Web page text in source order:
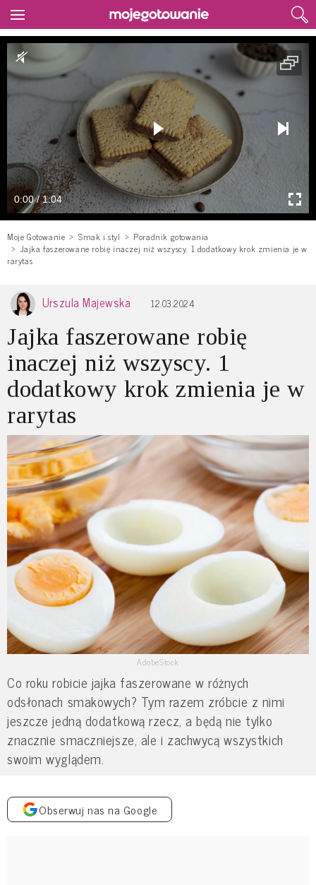
0:00 / 1:04
Moje Gotowanie Smak i styl
Poradnik gotowania
Jajka faszerowane robię inaczej niż wszyscy. 1 dodatkowy krok zmienia je w
rarytas
Urszula Majewska 12.03.2024
Jajka faszerowane robię
inaczej niż wszyscy. 1
dodatkowy krok zmienia je w
rarytas
AdobeStock
Co roku robicie jajka faszerowane w różnych
odsłonach smakowych? Tym razem zróbcie z nimi
jeszcze jedną dodatkową rzecz, a będą nie tylko
znacznie smaczniejsze, ale i zachwycą wszystkich
swoim wyglądem.
Obserwuj nas na Google